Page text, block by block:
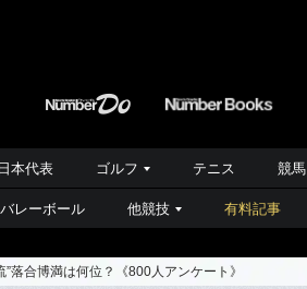
本代表 ゴルフ テニス 競馬
バレーボール 他競技 有料記事
落合博満は何位？《800人アンケート》